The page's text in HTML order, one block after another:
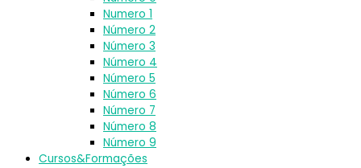
Numero 1
Número 2
Número 3
Número 4
Número 5
Número 6
Número 7
Número 8
Número 9
Cursos&Formações